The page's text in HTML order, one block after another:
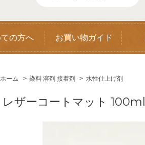
の方へ お買い物ガイド
ホーム > 染料 溶剤 接着剤 > 水性仕上げ剤
レザーコートマット 100ml